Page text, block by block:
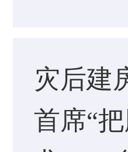
灾后建
首席“